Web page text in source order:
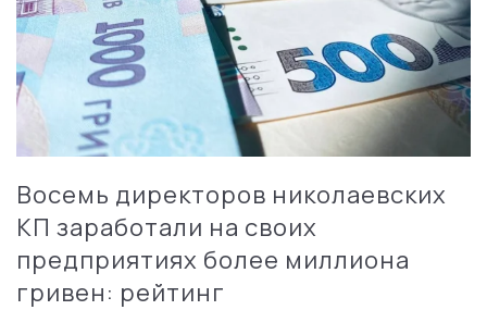
Восемь директоров николаевских
КП заработали на своих
предприятиях более миллиона
гривен: рейтинг